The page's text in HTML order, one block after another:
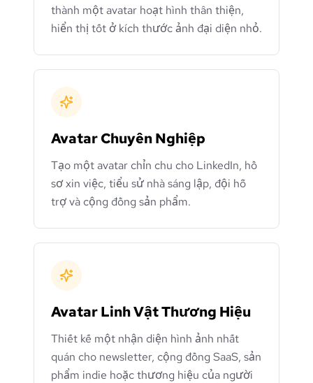
thành một avatar hoạt hình thân thiện,
hiển thị tốt ở kích thước ảnh đại diện nhỏ.
Avatar Chuyên Nghiệp
Tạo một avatar chỉn chu cho LinkedIn, hồ
sơ xin việc, tiểu sử nhà sáng lập, đội hỗ
trợ và cộng đồng sản phẩm.
Avatar Linh Vật Thương Hiệu
Thiết kế một nhận diện hình ảnh nhất
quán cho newsletter, cộng đồng SaaS, sản
phẩm indie hoặc thương hiệu của người